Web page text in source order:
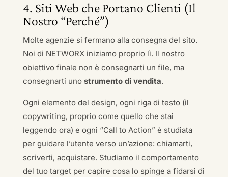
4. Siti Web che Portano Clienti (Il
Nostro “Perché”)
Molte agenzie si fermano alla consegna del sito.
Noi di NETWORX iniziamo proprio lì. Il nostro
obiettivo finale non è consegnarti un file, ma
consegnarti uno strumento di vendita.
Ogni elemento del design, ogni riga di testo (il
copywriting, proprio come quello che stai
leggendo ora) e ogni “Call to Action” è studiata
per guidare l’utente verso un’azione: chiamarti,
scriverti, acquistare. Studiamo il comportamento
del tuo target per capire cosa lo spinge a fidarsi di